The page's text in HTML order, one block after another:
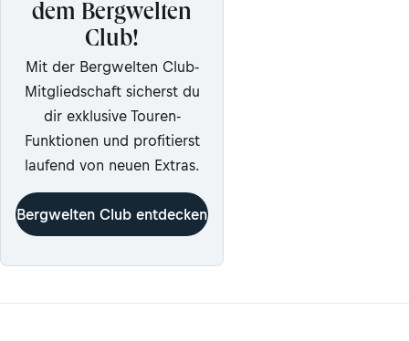
dem Bergwelten
Club!
Mit der Bergwelten Club-
Mitgliedschaft sicherst du
dir exklusive Touren-
Funktionen und profitierst
laufend von neuen Extras.
Bergwelten Club entdecken